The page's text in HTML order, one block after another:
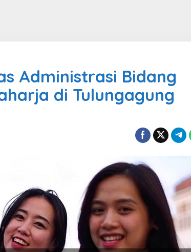
Administrasi Bidang
di Tulungagung